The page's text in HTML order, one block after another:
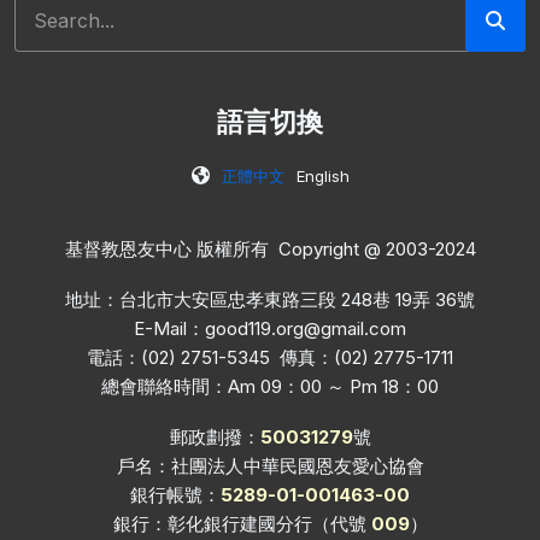
語言切換
正體中文 English
基督教恩友中心 版權所有 Copyright @ 2003-2024
地址：台北市大安區忠孝東路三段 248巷 19弄 36號
E-Mail： good119.org@gmail.com
電話：(02) 2751-5345 傳真：(02) 2775-1711
總會聯絡時間：Am 09：00 ～ Pm 18：00
郵政劃撥： 50031279號
戶名：社團法人中華民國恩友愛心協會
銀行帳號： 5289-01-001463-00
銀行：彰化銀行建國分行（代號 009）